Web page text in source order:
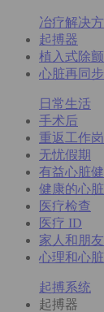
冶疗解决
起搏器
植入式除
心脏再同
日常生活
手术后
重返工作
无忧假期
有益心脏
健康的心脏
医疗检查
医疗 ID
家人和朋友
心理和心
起搏系统
起搏器